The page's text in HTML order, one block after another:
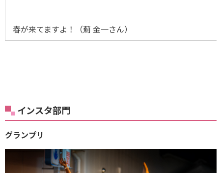
春が来てますよ！（薊 金一さん）
インスタ部門
グランプリ